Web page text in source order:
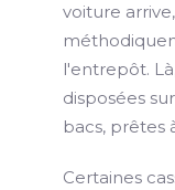
voiture
l'entrepôt.
disposées
bacs, prêtes
Certaines